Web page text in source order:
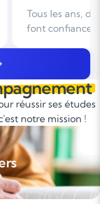
Leader du
domicile en
réussir ses études
notre mission !